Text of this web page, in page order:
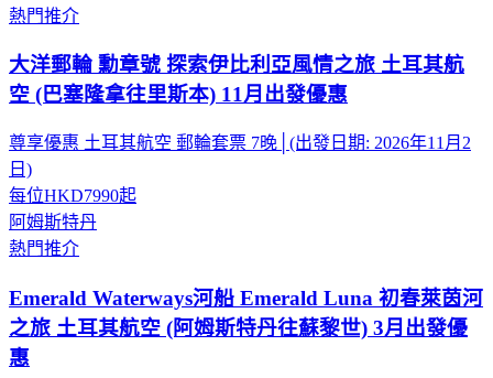
熱門推介
大洋郵輪 勳章號 探索伊比利亞風情之旅 土耳其航
空 (巴塞隆拿往里斯本) 11月出發優惠
尊享優惠 土耳其航空 郵輪套票 7晚│(出發日期: 2026年11月2
日)
每位HKD7990起
阿姆斯特丹
熱門推介
Emerald Waterways河船 Emerald Luna 初春萊茵河
之旅 土耳其航空 (阿姆斯特丹往蘇黎世) 3月出發優
惠